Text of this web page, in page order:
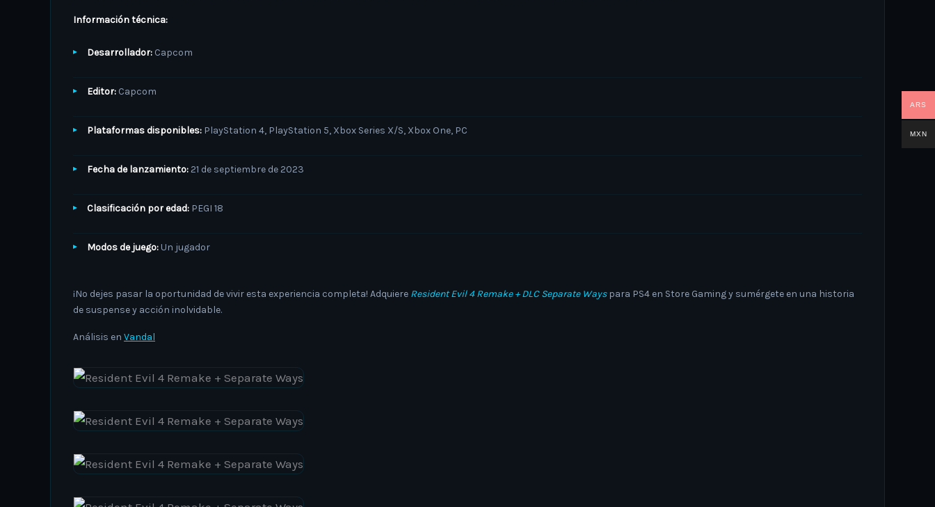
Información técnica:
Desarrollador: Capcom
Editor: Capcom
Plataformas disponibles: PlayStation 4, PlayStation 5, Xbox Series X/S, Xbox One, PC
Fecha de lanzamiento: 21 de septiembre de 2023
Clasificación por edad: PEGI 18
Modos de juego: Un jugador
¡No dejes pasar la oportunidad de vivir esta experiencia completa! Adquiere Resident Evil 4 Remake + DLC Separate Wayspara PS4 en Store Gaming y sumérgete en una historia
de suspense y acción inolvidable.
Análisis en Vandal
ARS
MXN